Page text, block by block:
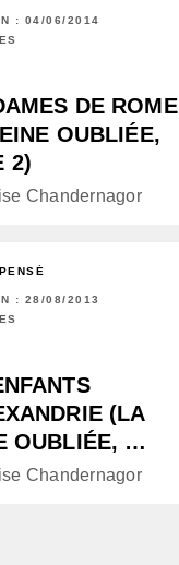
: 04/06/2014
DE ROME
OUBLIÉE,
2)
Chandernagor
: 28/08/2013
(LA
OUBLIÉE, …
Chandernagor